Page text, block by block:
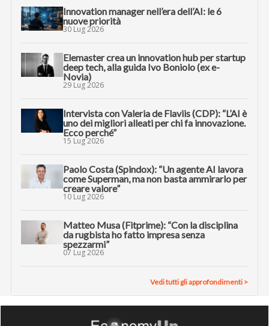
Innovation manager nell’era dell’AI: le 6
nuove priorità
30 Lug 2026
Elemaster crea un innovation hub per startup
deep tech, alla guida Ivo Boniolo (ex e-
Novia)
29 Lug 2026
Intervista con Valeria de Flaviis (CDP): “L’AI è
uno dei migliori alleati per chi fa innovazione.
Ecco perché”
15 Lug 2026
Paolo Costa (Spindox): “Un agente AI lavora
come Superman, ma non basta ammirarlo per
creare valore”
10 Lug 2026
Matteo Musa (Fitprime): “Con la disciplina
da rugbista ho fatto impresa senza
spezzarmi”
07 Lug 2026
Vedi tutti gli approfondimenti >